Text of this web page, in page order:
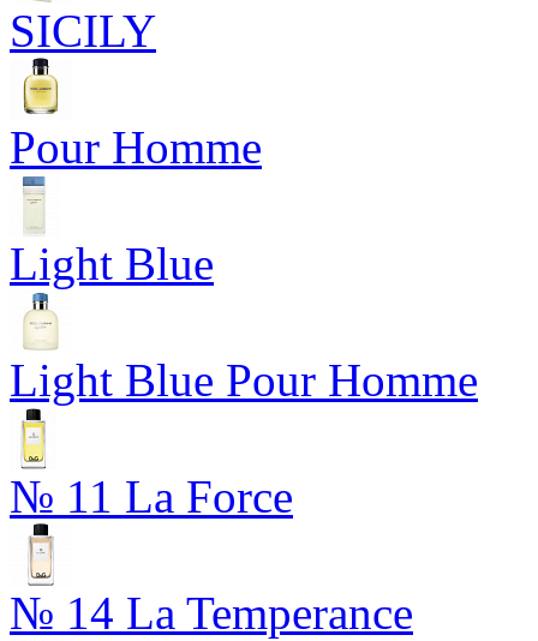
SICILY
Pour Homme
Light Blue
Light Blue Pour Homme
№ 11 La Force
№ 14 La Temperance